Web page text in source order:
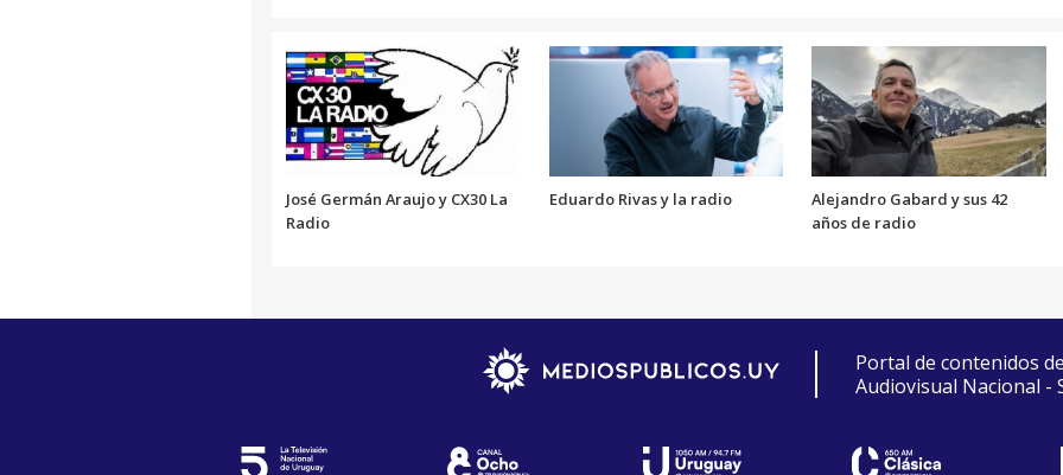
José Germán Araujo y CX30 La
Radio
Eduardo Rivas y la radio
Alejandro Gabard y sus 42
años de radio
Portal de contenidos
Audiovisual Nacional -